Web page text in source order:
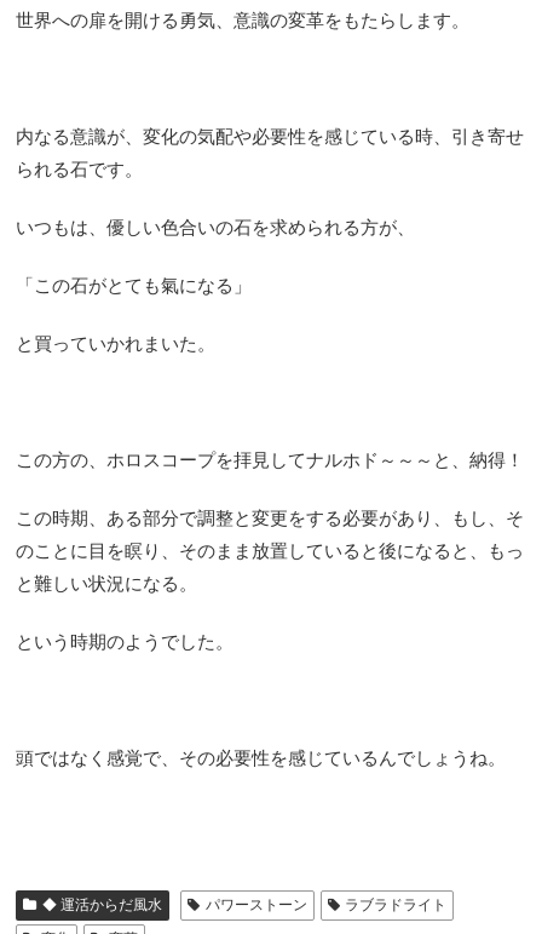
世界への扉を開ける勇気、意識の変革をもたらします。
内なる意識が、変化の気配や必要性を感じている時、引き寄せ
られる石です。
いつもは、優しい色合いの石を求められる方が、
「この石がとても氣になる」
と買っていかれまいた。
この方の、ホロスコープを拝見してナルホド～～～と、納得！
この時期、ある部分で調整と変更をする必要があり、もし、そ
のことに目を瞑り、そのまま放置していると後になると、もっ
と難しい状況になる。
という時期のようでした。
頭ではなく感覚で、その必要性を感じているんでしょうね。
◆ 運活からだ風水 パワーストーン
ラブラドライト